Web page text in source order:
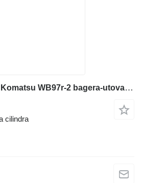
Košuljica cilindra za Komatsu WB97r-2 bagera-utovarivača
cilindra